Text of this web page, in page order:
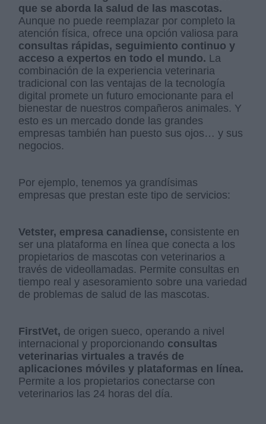
que se aborda la salud de las mascotas.
Aunque no puede reemplazar por completo la
atención física, ofrece una opción valiosa para
consultas rápidas, seguimiento continuo y
acceso a expertos en todo el mundo. La
combinación de la experiencia veterinaria
tradicional con las ventajas de la tecnología
digital promete un futuro emocionante para el
bienestar de nuestros compañeros animales. Y
esto es un mercado donde las grandes
empresas también han puesto sus ojos… y sus
negocios.
Por ejemplo, tenemos ya grandísimas
empresas que prestan este tipo de servicios:
Vetster, empresa canadiense, consistente en
ser una plataforma en línea que conecta a los
propietarios de mascotas con veterinarios a
través de videollamadas. Permite consultas en
tiempo real y asesoramiento sobre una variedad
de problemas de salud de las mascotas.
FirstVet, de origen sueco, operando a nivel
internacional y proporcionando consultas
veterinarias virtuales a través de
aplicaciones móviles y plataformas en línea.
Permite a los propietarios conectarse con
veterinarios las 24 horas del día.